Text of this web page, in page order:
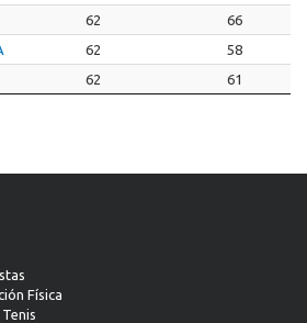
62
66
62
58
62 61
Física